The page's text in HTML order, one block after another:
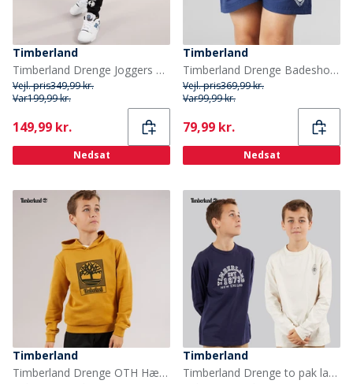
Timberland
Timberland Drenge Joggers Black Black
Vejl. pris349,99 kr.
Var199,99 kr.
Current
149,99 kr.
Nedsat
Timberland
Timberland Drenge Badeshorts Medieval Blue
Vejl. pris369,99 kr.
Var99,99 kr.
Current
79,99 kr.
Nedsat
Timberland
Timberland Drenge OTH Hættetrøje Beige/Sort
Timberland
Timberland Drenge to pak langeærmede t-shirts Navy